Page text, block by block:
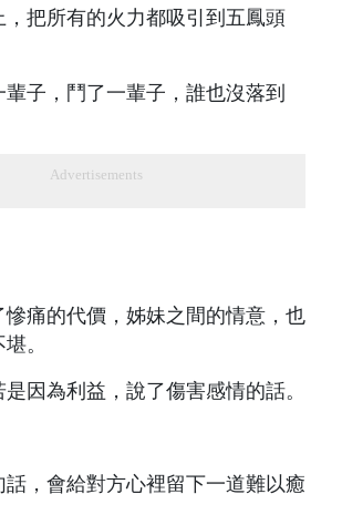
，把所有的火力都吸引到五鳳頭
子，鬥了一輩子，誰也沒落到
Advertisements
慘痛的代價，姊妹之間的情意，也
。
因為利益，說了傷害感情的話。
話，會給對方心裡留下一道難以癒